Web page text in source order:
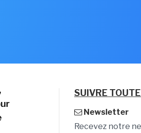
SUIVRE
Newsletter
Recevez notre